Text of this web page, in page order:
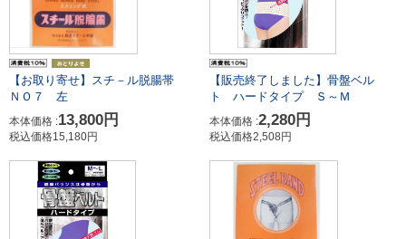
【お取り寄せ】スチ－ル脱腸帯
ＮＯ７ 左
本体価格 :13,800円
税込価格15,180円
【販売終了しました】骨盤ベル
ト ハードタイプ Ｓ～Ｍ
本体価格 :2,280円
税込価格2,508円